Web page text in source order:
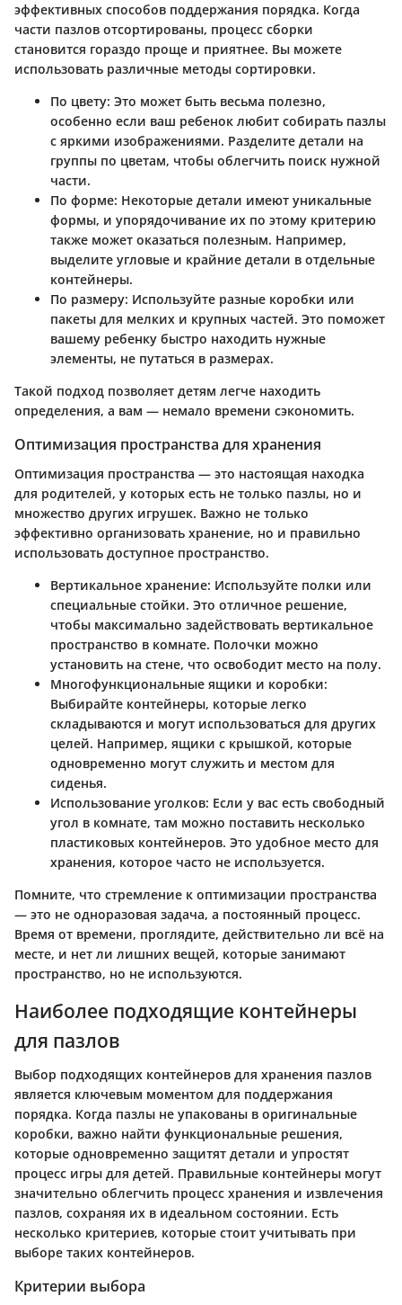
эффективных способов поддержания порядка. Когда
части пазлов отсортированы, процесс сборки
становится гораздо проще и приятнее. Вы можете
использовать различные методы сортировки.
По цвету: Это может быть весьма полезно,
особенно если ваш ребенок любит собирать пазлы
с яркими изображениями. Разделите детали на
группы по цветам, чтобы облегчить поиск нужной
части.
По форме: Некоторые детали имеют уникальные
формы, и упорядочивание их по этому критерию
также может оказаться полезным. Например,
выделите угловые и крайние детали в отдельные
контейнеры.
По размеру: Используйте разные коробки или
пакеты для мелких и крупных частей. Это поможет
вашему ребенку быстро находить нужные
элементы, не путаться в размерах.
Такой подход позволяет детям легче находить
определения, а вам — немало времени сэкономить.
Оптимизация пространства для хранения
Оптимизация пространства — это настоящая находка
для родителей, у которых есть не только пазлы, но и
множество других игрушек. Важно не только
эффективно организовать хранение, но и правильно
использовать доступное пространство.
Вертикальное хранение: Используйте полки или
специальные стойки. Это отличное решение,
чтобы максимально задействовать вертикальное
пространство в комнате. Полочки можно
установить на стене, что освободит место на полу.
Многофункциональные ящики и коробки:
Выбирайте контейнеры, которые легко
складываются и могут использоваться для других
целей. Например, ящики с крышкой, которые
одновременно могут служить и местом для
сиденья.
Использование уголков: Если у вас есть свободный
угол в комнате, там можно поставить несколько
пластиковых контейнеров. Это удобное место для
хранения, которое часто не используется.
Помните, что стремление к оптимизации пространства
— это не одноразовая задача, а постоянный процесс.
Время от времени, проглядите, действительно ли всё на
месте, и нет ли лишних вещей, которые занимают
пространство, но не используются.
Наиболее подходящие контейнеры
для пазлов
Выбор подходящих контейнеров для хранения пазлов
является ключевым моментом для поддержания
порядка. Когда пазлы не упакованы в оригинальные
коробки, важно найти функциональные решения,
которые одновременно защитят детали и упростят
процесс игры для детей. Правильные контейнеры могут
значительно облегчить процесс хранения и извлечения
пазлов, сохраняя их в идеальном состоянии. Есть
несколько критериев, которые стоит учитывать при
выборе таких контейнеров.
Критерии выбора